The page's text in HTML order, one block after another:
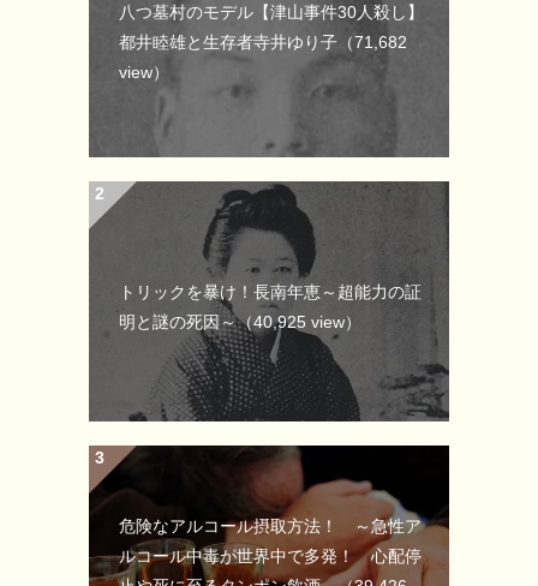
八つ墓村のモデル【津山事件30人殺し】
都井睦雄と生存者寺井ゆり子 （71,682
view）
トリックを暴け！長南年恵～超能力の証
明と謎の死因～（40,925 view）
危険なアルコール摂取方法！ ～急性ア
ルコール中毒が世界中で多発！ 心配停